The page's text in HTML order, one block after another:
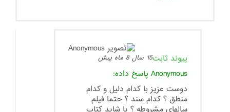
پیوند ثابت15 سال 8 ماه پیش
Anonymous پاسخ داده:
دوست عزیز با کدام دلیل و کدام
منطق ؟ کدام سند ؟ حتما فیلم